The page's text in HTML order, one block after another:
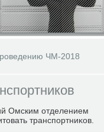
ЧМ-2018
Омским отделением
транспортниκов.